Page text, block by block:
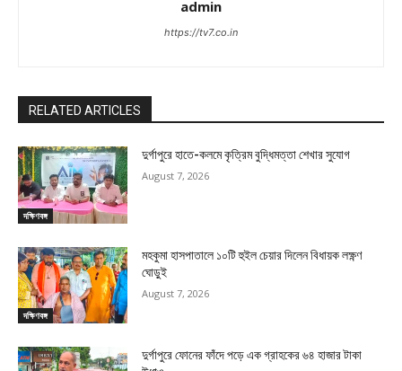
admin
https://tv7.co.in
RELATED ARTICLES
দক্ষিণবঙ্গ
দুর্গাপুরে হাতে-কলমে কৃত্রিম বুদ্ধিমত্তা শেখার সুযোগ
August 7, 2026
দক্ষিণবঙ্গ
মহকুমা হাসপাতালে ১০টি হুইল চেয়ার দিলেন বিধায়ক লক্ষ্ণণ
ঘোড়ুই
August 7, 2026
দুর্গাপুরে ফোনের ফাঁদে পড়ে এক গ্রাহকের ৬৪ হাজার টাকা